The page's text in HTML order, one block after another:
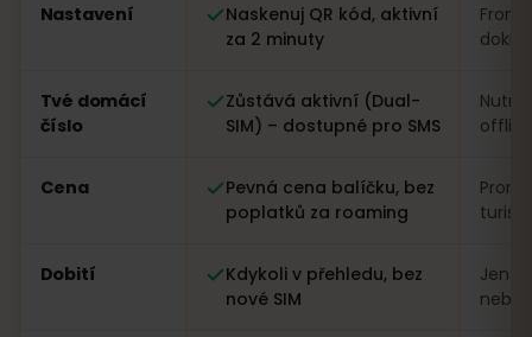
Nastavení
Naskenuj QR kód, aktivní
za 2 minuty
Tvé domácí
číslo
Zůstává aktivní (Dual-
SIM) – dostupné pro SMS
offline
Cena
Pevná cena balíčku, bez
poplatků za roaming
Dobití
Kdykoli v přehledu, bez
nové SIM
Jen
nebo